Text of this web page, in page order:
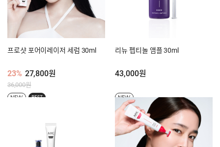
프로샷 포어이레이저 세럼 30ml
23% 27,800원
36,000원
NEW BEST
리뉴 펩티놀 앰플 30ml
43,000원
NEW